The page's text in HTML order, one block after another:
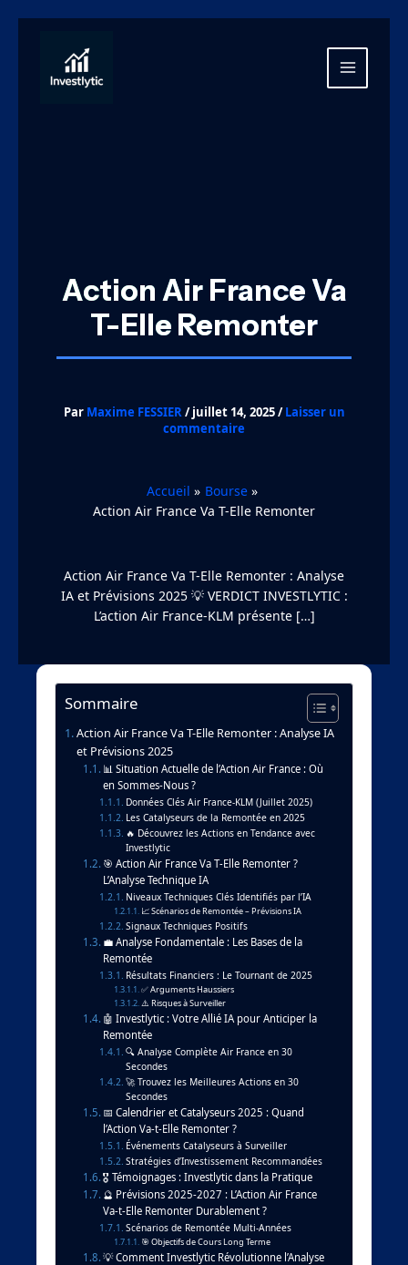
contenu
MAIN
Action Air France Va
T-Elle Remonter
Par Maxime FESSIER/juillet 14, 2025/Laisser un
commentaire
Accueil
Bourse
Action Air France Va T-Elle Remonter
Action Air France Va T-Elle Remonter : Analyse
IA et Prévisions 2025 💡 VERDICT INVESTLYTIC :
L’action Air France-KLM présente […]
Sommaire
Action Air France Va T-Elle Remonter : Analyse IA
et Prévisions 2025
📊 Situation Actuelle de l’Action Air France : Où
en Sommes-Nous ?
Données Clés Air France-KLM (Juillet 2025)
Les Catalyseurs de la Remontée en 2025
🔥 Découvrez les Actions en Tendance avec
Investlytic
🎯 Action Air France Va T-Elle Remonter ?
L’Analyse Technique IA
Niveaux Techniques Clés Identifiés par l’IA
📈 Scénarios de Remontée – Prévisions IA
Signaux Techniques Positifs
💼 Analyse Fondamentale : Les Bases de la
Remontée
Résultats Financiers : Le Tournant de 2025
✅ Arguments Haussiers
⚠️ Risques à Surveiller
🤖 Investlytic : Votre Allié IA pour Anticiper la
Remontée
🔍 Analyse Complète Air France en 30
Secondes
🚀 Trouvez les Meilleures Actions en 30
Secondes
📅 Calendrier et Catalyseurs 2025 : Quand
l’Action Va-t-Elle Remonter ?
Événements Catalyseurs à Surveiller
Stratégies d’Investissement Recommandées
🎖️ Témoignages : Investlytic dans la Pratique
🔮 Prévisions 2025-2027 : L’Action Air France
Va-t-Elle Remonter Durablement ?
Scénarios de Remontée Multi-Années
🎯 Objectifs de Cours Long Terme
💡 Comment Investlytic Révolutionne l’Analyse